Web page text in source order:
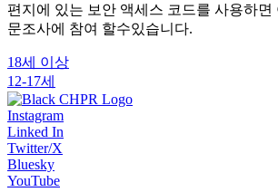
편지에 있는 보안 액세스 코드를 사용하면
문조사에 참여 할수있습니다.
18세 이상
12-17세
Instagram
Linked In
Twitter/X
Bluesky
YouTube